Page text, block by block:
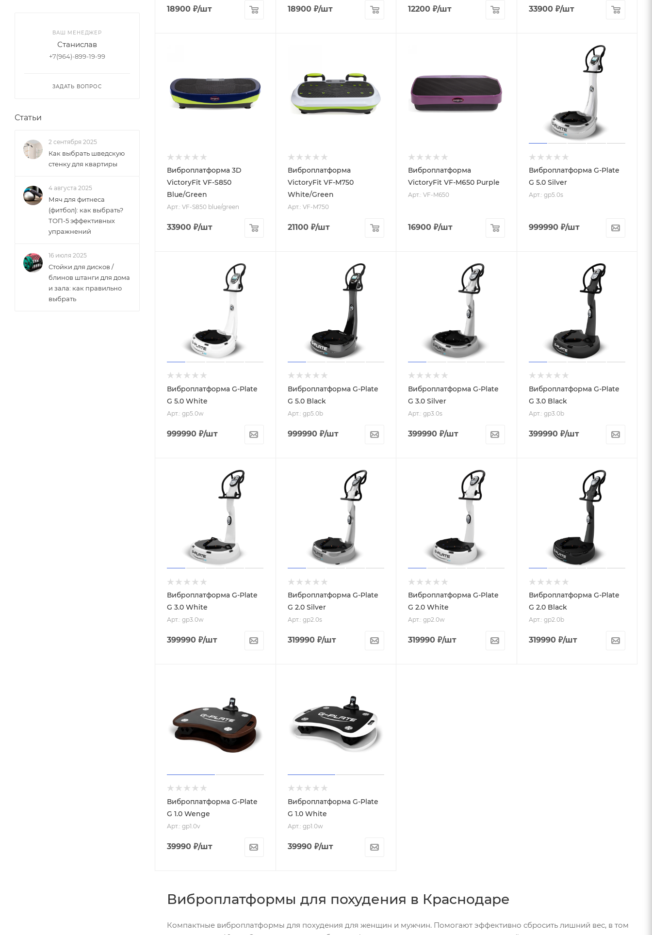
18900 ₽/шт 18900₽/шт 12200 ₽/шт 33900₽/шт
Виброплатформа 3D
VictoryFit VF-S850
Blue/Green
Арт.: VF-S850 blue/green
33900 ₽/шт
Виброплатформа
VictoryFit VF-M750
White/Green
Арт.: VF-M750
21100₽/шт
Виброплатформа
VictoryFit VF-M650 Purple
Арт.: VF-M650
16900 ₽/шт
Виброплатформа G-Plate
G 5.0 Silver
Арт.: gp5.0s
999990₽/шт
Виброплатформа G-Plate
G 5.0 White
Арт.: gp5.0w
999990 ₽/шт
Виброплатформа G-Plate
G 5.0 Black
Арт.: gp5.0b
999990₽/шт
Виброплатформа G-Plate
G 3.0 Silver
Арт.: gp3.0s
399990 ₽/шт
Виброплатформа G-Plate
G 3.0 Black
Арт.: gp3.0b
399990₽/шт
Виброплатформа G-Plate
G 3.0 White
Арт.: gp3.0w
399990 ₽/шт
Виброплатформа G-Plate
G 2.0 Silver
Арт.: gp2.0s
319990₽/шт
Виброплатформа G-Plate
G 2.0 White
Арт.: gp2.0w
319990 ₽/шт
Виброплатформа G-Plate
G 2.0 Black
Арт.: gp2.0b
319990₽/шт
Виброплатформа G-Plate
G 1.0 Wenge
Арт.: gp1.0v
39990 ₽/шт
Виброплатформа G-Plate
G 1.0 White
Арт.: gp1.0w
39990₽/шт
Виброплатформы для похудения в Краснодаре
Компактные виброплатформы для похудения для женщин и мужчин. Помогают эффективно сбросить лишний вес, в том
ВАШ МЕНЕДЖЕР
Станислав
+7(964)-899-19-99
ЗАДАТЬ ВОПРОС
Статьи
2 сентября 2025
Как выбрать шведскую
стенку для квартиры
4 августа 2025
Мяч для фитнеса
(фитбол): как выбрать?
ТОП-5 эффективных
упражнений
16 июля 2025
Стойки для дисков /
блинов штанги для дома
и зала: как правильно
выбрать